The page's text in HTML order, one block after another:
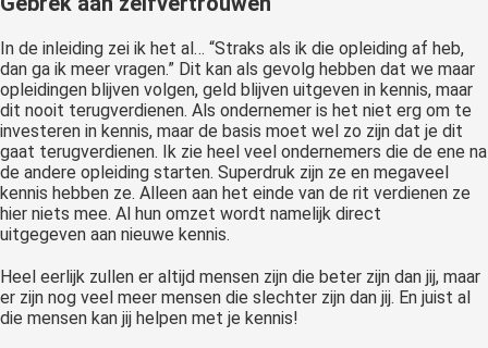
In de inleiding zei ik het al… “Straks als ik die opleiding af heb,
dan ga ik meer vragen.” Dit kan als gevolg hebben dat we maar
opleidingen blijven volgen, geld blijven uitgeven in kennis, maar
dit nooit terugverdienen. Als ondernemer is het niet erg om te
investeren in kennis, maar de basis moet wel zo zijn dat je dit
gaat terugverdienen. Ik zie heel veel ondernemers die de ene na
de andere opleiding starten. Superdruk zijn ze en megaveel
kennis hebben ze. Alleen aan het einde van de rit verdienen ze
hier niets mee. Al hun omzet wordt namelijk direct
uitgegeven aan nieuwe kennis.
Heel eerlijk zullen er altijd mensen zijn die beter zijn dan jij, maar
er zijn nog veel meer mensen die slechter zijn dan jij. En juist al
die mensen kan jij helpen met je kennis!